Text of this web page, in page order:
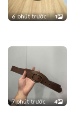
6 phút trước 1
7 phút trước 4